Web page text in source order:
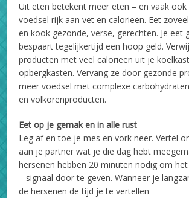
Uit eten betekent meer eten – en vaak ook
voedsel rijk aan vet en calorieën. Eet
en kook gezonde, verse, gerechten. Je eet
bespaart tegelijkertijd een hoop geld.
producten met veel calorieën uit je
opbergkasten. Vervang ze door gezonde
meer voedsel met complexe
en volkorenproducten.
Eet op je gemak en in alle rust
Leg af en toe je mes en vork neer. Vertel
aan je partner wat je die dag hebt
hersenen hebben 20 minuten nodig om het
– signaal door te geven. Wanneer je
de hersenen de tijd je te vertellen